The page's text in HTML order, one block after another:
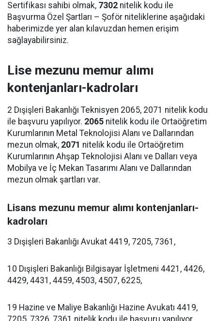
Sertifikası sahibi olmak, 7302 nitelik kodu ile
Başvurma Özel Şartları – Şoför niteliklerine aşağıdaki
haberimizde yer alan kılavuzdan hemen erişim
sağlayabilirsiniz.
Lise mezunu memur alımı
kontenjanları-kadroları
2 Dışişleri Bakanlığı Teknisyen 2065, 2071 nitelik kodu
ile başvuru yapılıyor. 2065 nitelik kodu ile Ortaöğretim
Kurumlarının Metal Teknolojisi Alanı ve Dallarından
mezun olmak, 2071 nitelik kodu ile Ortaöğretim
Kurumlarının Ahşap Teknolojisi Alanı ve Dalları veya
Mobilya ve İç Mekan Tasarımı Alanı ve Dallarından
mezun olmak şartları var.
Lisans mezunu memur alımı kontenjanları-
kadroları
3 Dışişleri Bakanlığı Avukat 4419, 7205, 7361,
10 Dışişleri Bakanlığı Bilgisayar İşletmeni 4421, 4426,
4429, 4431, 4459, 4503, 4507, 6225,
19 Hazine ve Maliye Bakanlığı Hazine Avukatı 4419,
7205, 7326, 7361 nitelik kodu ile başvuru yapılıyor.